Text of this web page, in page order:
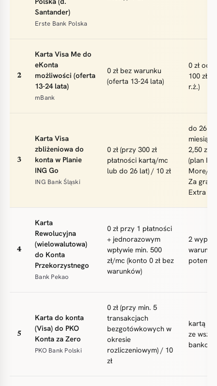
Santander)
Erste Bank Polska
2
Karta Visa Me do
eKonta
możliwości (oferta
13-24 lata)
mBank
0 zł bez warunku
(oferta 13-24 lata)
0 zł od
100 zł
r.ż.)
3
Karta Visa
zbliżeniowa do
konta w Planie
ING Go
ING Bank Śląski
0 zł (przy 300 zł
płatności kartą/mc
lub do 26 lat) / 10 zł
do 26
2,50 zł;
(plan
More/
Za
Extra i
4
Karta
Rewolucyjna
(wielowalutowa)
do Konta
Przekorzystnego
Bank Pekao
0 zł przy 1 płatności
+ jednorazowym
wpływie min. 500
zł/mc (konto 0 zł bez
warunków)
2
potem
5
Karta do konta
(Visa) do PKO
Konta za Zero
PKO Bank Polski
0 zł (przy min. 5
transakcjach
bezgotówkowych w
okresie
rozliczeniowym) / 10
zł
kartą 10
ze